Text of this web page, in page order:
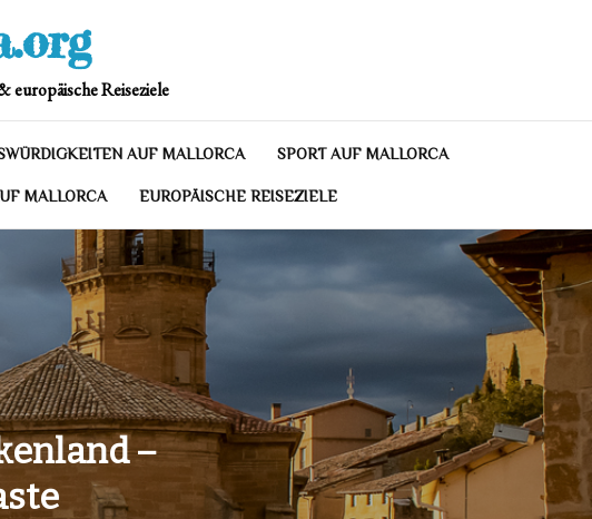
europäische Reiseziele
AUF MALLORCA SPORT AUF MALLORCA
MALLORCA EUROPÄISCHE REISEZIELE
–